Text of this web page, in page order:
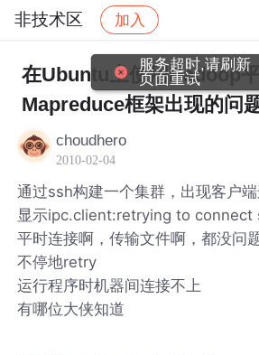
非技术区 加入
社区 非技术区 帖子详情
在Ubuntu上使用Hadoop
Mapreduce框架出现的问
choudhero
2010-02-04
通过ssh构建一个集群，出现客户端
显示ipc.client:retrying to connect
平时连接啊，传输文件啊，都没问
不停地retry
运行程序时机器间连接不上
有哪位大侠知道
服务超时,请刷新
页面重试